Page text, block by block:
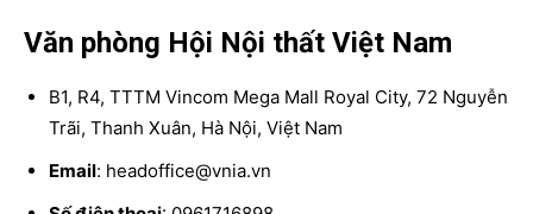
Văn phòng Hội Nội thất Việt Nam
B1, R4, TTTM Vincom Mega Mall Royal City, 72 Nguyễn
Trãi, Thanh Xuân, Hà Nội, Việt Nam
Email: headoffice@vnia.vn